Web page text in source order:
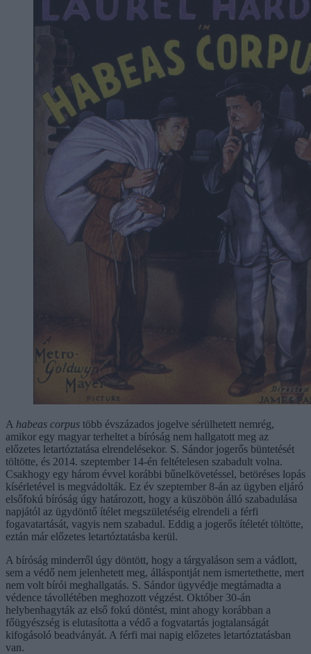
A habeas corpus több évszázados jogelve sérülhetett nemrég,
amikor egy magyar terheltet a bíróság nem hallgatott meg az
előzetes letartóztatása elrendelésekor. S. Sándor jogerős büntetését
töltötte, és 2014. szeptember 14-én feltételesen szabadult volna.
Csakhogy egy három évvel korábbi bűnelkövetéssel, betöréses lopás
kísérletével is megvádolták. Ez év szeptember 8-án az ügyben eljáró
elsőfokú bíróság úgy határozott, hogy a küszöbön álló szabadulása
napjától az ügydöntő ítélet megszületéséig elrendeli a férfi
fogavatartását, vagyis nem szabadul. Eddig a jogerős ítéletét töltötte,
eztán már előzetes letartóztatásba kerül.
A bíróság minderről úgy döntött, hogy a tárgyaláson sem a vádlott,
sem a védő nem jelenhetett meg, álláspontját nem ismertethette, mert
nem volt bírói meghallgatás. S. Sándor ügyvédje megtámadta a
védence távollétében meghozott végzést. Október 30-án
helybenhagyták az első fokú döntést, mint ahogy korábban a
főügyészség is elutasította a védő a fogvatartás jogtalanságát
kifogásoló beadványát. A férfi mai napig előzetes letartóztatásban
van.